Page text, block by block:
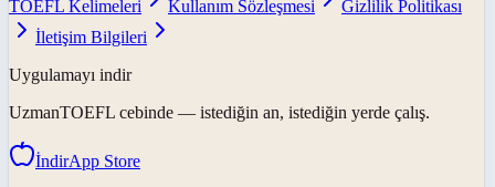
TOEFL Kelimeleri
Kullanım Sözleşmesi
Gizlilik Politikası
İletişim Bilgileri
Uygulamayı indir
UzmanTOEFL cebinde — istediğin an, istediğin yerde çalış.
İndirApp Store